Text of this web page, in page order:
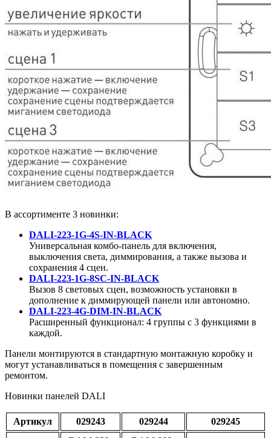
В ассортименте 3 новинки:
DALI-223-1G-4S-IN-BLACK
Универсальная комбо-панель для включения,
выключения света, диммирования, а также вызова и
сохранения 4 сцен.
DALI-223-1G-8SC-IN-BLACK
Вызов 8 световых сцен, возможность установки в
дополнение к диммирующей панели или автономно.
DALI-223-4G-DIM-IN-BLACK
Расширенный функционал: 4 группы с 3 функциями в
каждой.
Панели монтируются в стандартную монтажную коробку и
могут устанавливаться в помещения с завершенным
ремонтом.
Новинки панелей DALI
Артикул 029243 029244
029245